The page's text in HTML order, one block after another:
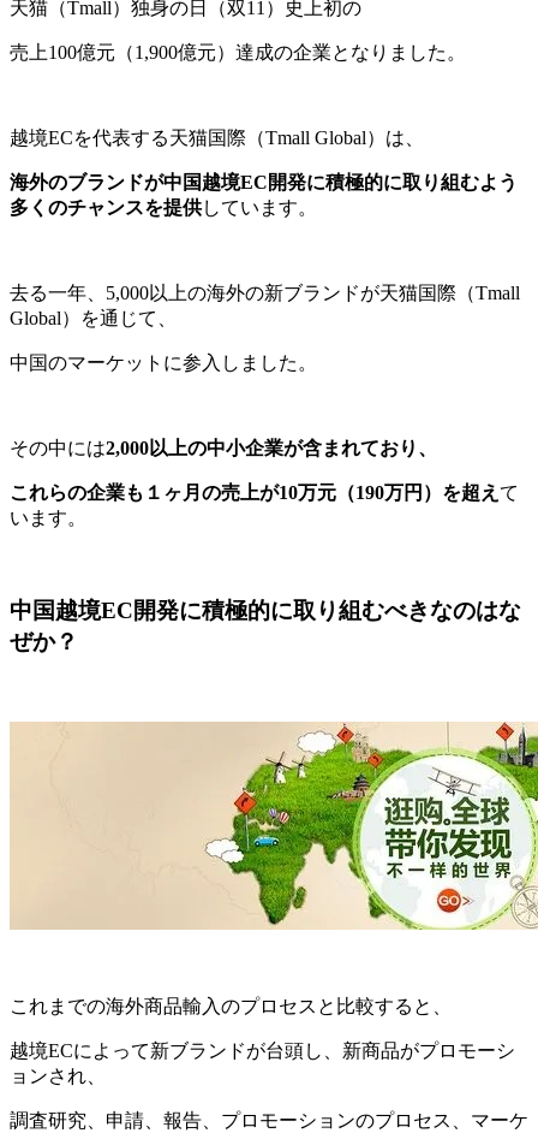
天猫（Tmall）独身の日（双11）史上初の
売上100億元（1,900億元）達成の企業となりました。
越境ECを代表する天猫国際（Tmall Global）は、
海外のブランドが中国越境EC開発に積極的に取り組むよう
多くのチャンスを提供しています。
去る一年、5,000以上の海外の新ブランドが天猫国際（Tmall
Global）を通じて、
中国のマーケットに参入しました。
その中には2,000以上の中小企業が含まれており、
これらの企業も１ヶ月の売上が10万元（190万円）を超え て
います。
中国越境EC開発に積極的に取り組むべきなのはな
ぜか？
これまでの海外商品輸入のプロセスと比較すると、
越境ECによって新ブランドが台頭し、新商品がプロモーシ
ョンされ、
調査研究、申請、報告、プロモーションのプロセス、マーケ